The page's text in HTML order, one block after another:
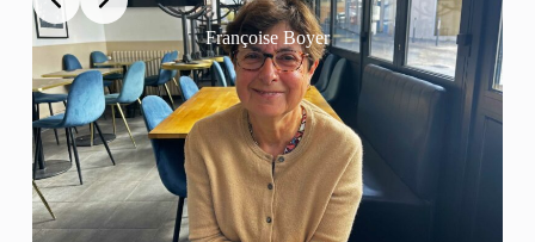
Françoise Boyer